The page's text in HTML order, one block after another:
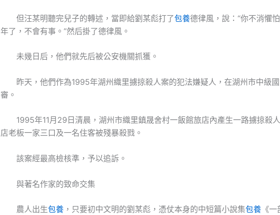
但汪某明聽完兒子的轉述，當即給劉某彪打了包養德律風，說：“你不消懼
年了，不會有事。”然后掛了德律風。
未幾日后，他們就先后被公安機關抓獲。
昨天，他們作為1995年湖州織里擄掠殺人案的犯法嫌疑人，在湖州市中級
審。
1995年11月29日清晨，湖州市織里鎮晟舍村一飯館旅店內產生一路擄掠殺
店老板一家三口及一名住客被殘暴殺戮。
該案經最高檢核準，予以追訴。
與著名作家的致命交集
農人出生包養 ，只要初中文明的劉某彪，憑仗本身的中短篇小說集包養 《